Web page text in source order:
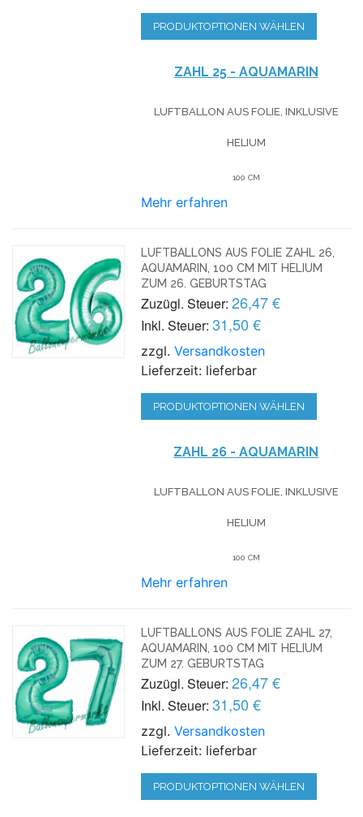
PRODUKTOPTIONEN WÄHLEN
ZAHL 25 - AQUAMARIN
LUFTBALLON AUS FOLIE, INKLUSIVE
HELIUM
100 CM
Mehr erfahren
LUFTBALLONS AUS FOLIE ZAHL 26,
AQUAMARIN, 100 CM MIT HELIUM
ZUM 26. GEBURTSTAG
Zuzügl. Steuer: 26,47 €
Inkl. Steuer: 31,50 €
zzgl.Versandkosten
Lieferzeit: lieferbar
PRODUKTOPTIONEN WÄHLEN
ZAHL 26 - AQUAMARIN
LUFTBALLON AUS FOLIE, INKLUSIVE
HELIUM
100 CM
Mehr erfahren
LUFTBALLONS AUS FOLIE ZAHL 27,
AQUAMARIN, 100 CM MIT HELIUM
ZUM 27. GEBURTSTAG
Zuzügl. Steuer: 26,47 €
Inkl. Steuer: 31,50 €
zzgl.Versandkosten
Lieferzeit: lieferbar
PRODUKTOPTIONEN WÄHLEN